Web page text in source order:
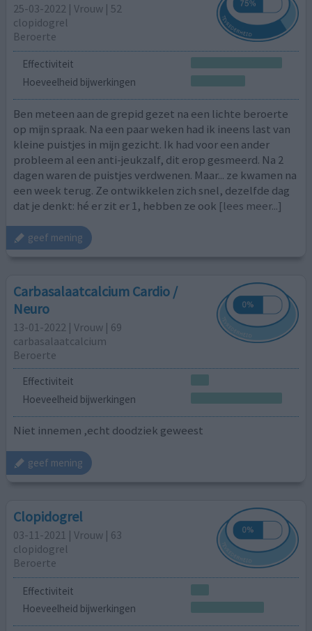
25-03-2022 | Vrouw | 52
clopidogrel
Beroerte
Effectiviteit
Hoeveelheid bijwerkingen
Ben meteen aan de grepid gezet na een lichte beroerte
op mijn spraak. Na een paar weken had ik ineens last van
kleine puistjes in mijn gezicht. Ik had voor een ander
probleem al een anti-jeukzalf, dit erop gesmeerd. Na 2
dagen waren de puistjes verdwenen. Maar... ze kwamen na
een week terug. Ze ontwikkelen zich snel, dezelfde dag
dat je denkt: hé er zit er 1, hebben ze ook [lees meer...]
geef mening
Carbasalaatcalcium Cardio /
Neuro
13-01-2022 | Vrouw | 69
carbasalaatcalcium
Beroerte
Effectiviteit
Hoeveelheid bijwerkingen
Niet innemen ,echt doodziek geweest
geef mening
Clopidogrel
03-11-2021 | Vrouw | 63
clopidogrel
Beroerte
Effectiviteit
Hoeveelheid bijwerkingen